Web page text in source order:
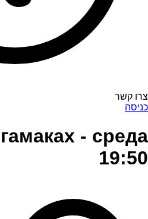
צרו קשר
כניסה
- среда
19:50